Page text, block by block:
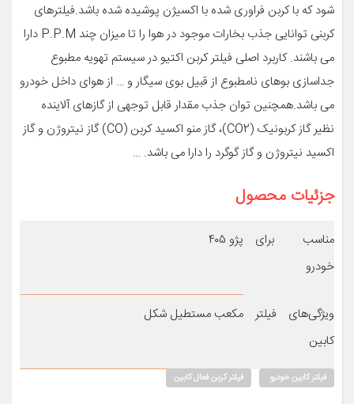
شود که با کربن فراوری شده با اکسیژن پوشیده شده باشد.فیلترهای
کربنی توانایی جذب بخارات موجود در هوا را تا میزان چند P.P.M دارا
می باشند. کاربرد اصلی فیلتر کربن اکتیو در سیستم تهویه مطبوع
جداسازی بوهای نامطبوع از قبیل بوی سیگار و … از هوای داخل خودرو
می باشد.همچنین توان جذب مقدار قابل توجهی از گازهای آلاینده
نظیر گاز کربونیک (CO2)، گاز منو اکسید کربن (CO) گاز نیتروژن و گاز
اکسید نیتروژن و گاز گوگرد را دارا می باشد. …
جزئیات محصول
مناسب برای
خودرو
پژو ۴۰۵
ویژگی‌های فیلتر
کابین
مکعب مستطیل شکل
فیلتر کابین خودرو فیلتر کربن فعال کابین